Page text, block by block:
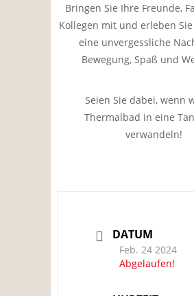
Bringen Sie Ihre Freunde,
Kollegen mit und erleben
eine unvergessliche
Bewegung, Spaß und
Seien Sie dabei, wenn
Thermalbad in eine
verwandeln!
DATUM
Feb. 24 2024
Abgelaufen!